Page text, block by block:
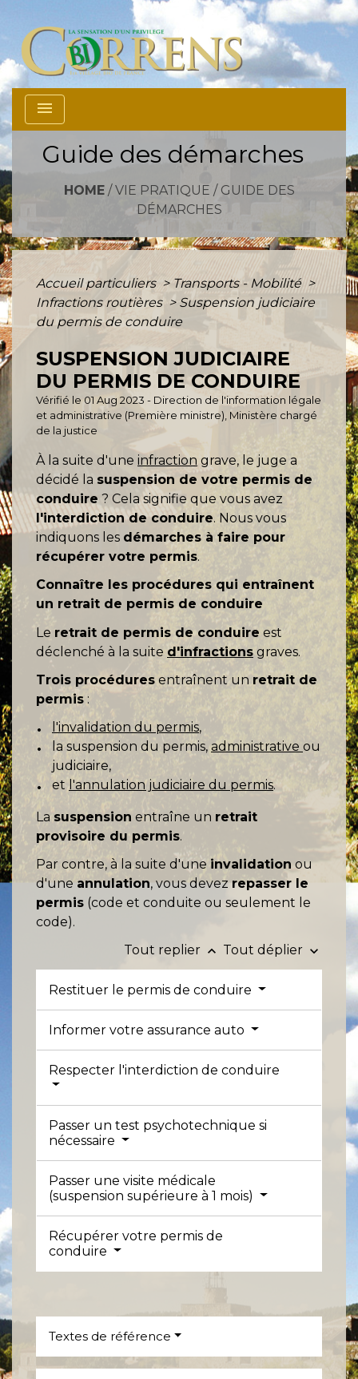
menu
Guide des démarches
HOME/ VIE PRATIQUE / GUIDE DES
DÉMARCHES
Accueil particuliers > Transports - Mobilité >
Infractions routières > Suspension judiciaire
du permis de conduire
SUSPENSION JUDICIAIRE
DU PERMIS DE CONDUIRE
Vérifié le 01 Aug 2023 - Direction de l'information légale
et administrative (Première ministre), Ministère chargé
de la justice
À la suite d'une infraction grave, le juge a
décidé la suspension de votre permis de
conduire ? Cela signifie que vous avez
l'interdiction de conduire. Nous vous
indiquons les démarches à faire pour
récupérer votre permis.
Connaître les procédures qui entraînent
un retrait de permis de conduire
Le retrait de permis de conduire est
déclenché à la suite d'infractions graves.
Trois procédures entraînent un retrait de
permis :
l'invalidation du permis,
la suspension du permis, administrative ou
judiciaire,
et l'annulation judiciaire du permis.
Lasuspension entraîne un retrait
provisoire du permis.
Par contre, à la suite d'une invalidation ou
d'une annulation, vous devezrepasser le
permis (code et conduite ou seulement le
code).
Tout replier keyboard_arrow_up Tout déplier keyboard_arrow_down
Restituer le permis de conduire
Informer votre assurance auto
Respecter l'interdiction de conduire
Passer un test psychotechnique si
nécessaire
Passer une visite médicale
(suspension supérieure à 1 mois)
Récupérer votre permis de
conduire
Textes de référence